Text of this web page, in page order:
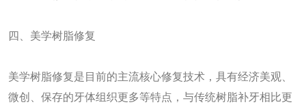
四、美学树脂修复
美学树脂修复是目前的主流核心修复技术，具有经济美观、
微创、保存的牙体组织更多等特点，与传统树脂补牙相比更